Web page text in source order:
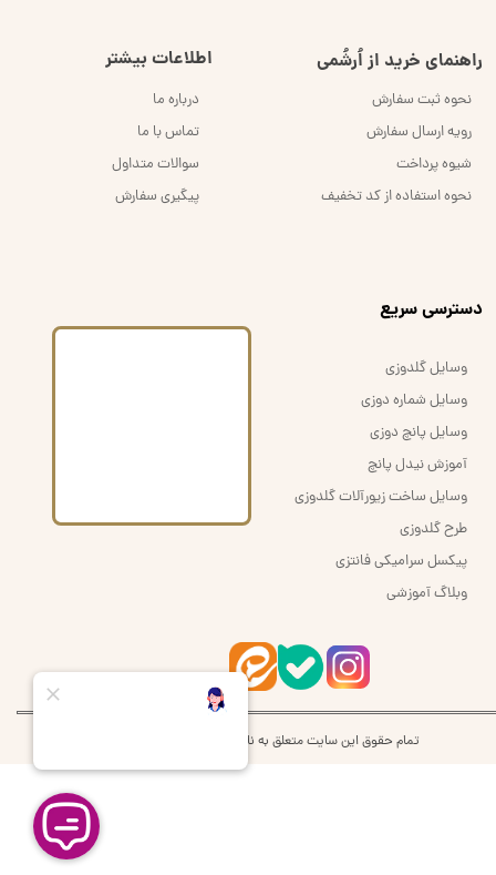
راهنمای خرید از اُرشُمی
نحوه ثبت سفارش
رویه ارسال سفارش
شیوه پرداخت
نحوه استفاده از کد تخفیف
اطلاعات بیشتر
درباره ما
تماس با ما
سوالات متداول
پیگیری سفارش
تمام حقوق این سایت متعلق به نام اُرشُمی | orshomi می‌باشد.
​دسترسی سریع
وسایل گلدوزی
وسایل شماره دوزی
وسایل پانچ دوزی
آموزش نیدل پانچ
وسایل ساخت زیورآلات گلدوزی
طرح گلدوزی
پیکسل سرامیکی فانتزی
وبلاگ آموزشی